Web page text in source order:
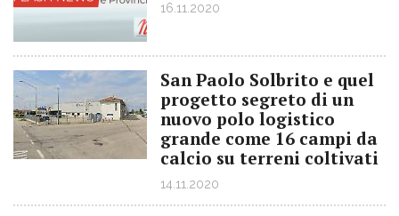
16.11.2020
San Paolo Solbrito e quel
progetto segreto di un
nuovo polo logistico
grande come 16 campi da
calcio su terreni coltivati
14.11.2020